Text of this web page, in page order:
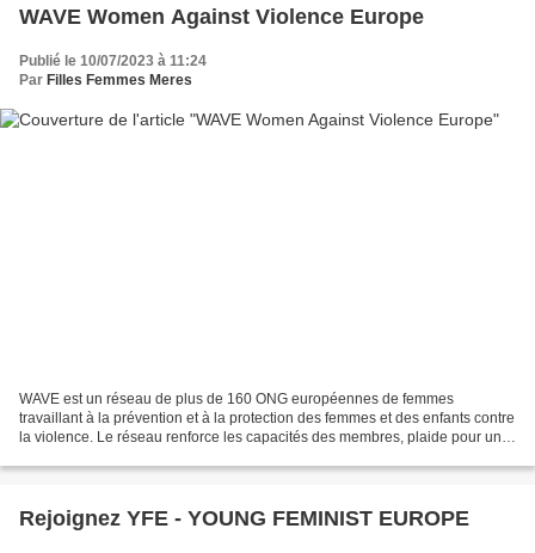
WAVE Women Against Violence Europe
Publié le 10/07/2023 à 11:24
Par Filles Femmes Meres
WAVE est un réseau de plus de 160 ONG européennes de femmes
travaillant à la prévention et à la protection des femmes et des enfants contre
la violence. Le réseau renforce les capacités des membres, plaide pour une
Rejoignez YFE - YOUNG FEMINIST EUROPE